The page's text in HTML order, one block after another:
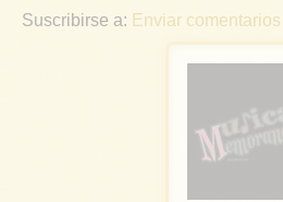
Suscribirse a: Enviar comentarios